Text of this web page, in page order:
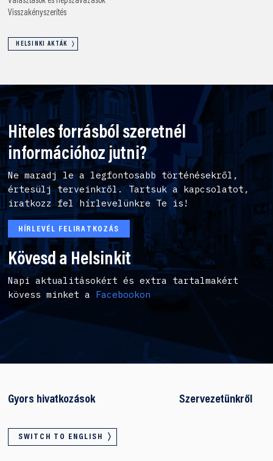
Visszakényszerítés
HELSINKI AKTÁK
Hiteles forrásból szeretnél
információhoz jutni?
Ne maradj le a legfontosabb történésekről,
értesülj terveinkről. Tartsuk a kapcsolatot,
iratkozz fel hírlevelünkre Te is!
HÍRLEVÉL FELIRATKOZÁS
Kövesd a Helsinkit
Napi aktualitásokért és extra tartalmakért
kövess minket a Facebookon
Gyors hivatkozások
SWITCH TO ENGLISH
Szervezetünkről